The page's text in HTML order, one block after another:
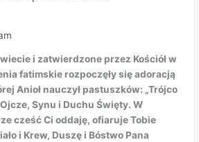
i zatwierdzone przez Kościół w
fatimskie rozpoczęły się adoracją
Anioł nauczył pastuszków: „Trójco
Synu i Duchu Święty. W
cześć Ci oddaję, ofiaruje Tobie
i Krew, Duszę i Bóstwo Pana